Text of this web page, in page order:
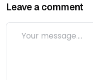
Leave a comment